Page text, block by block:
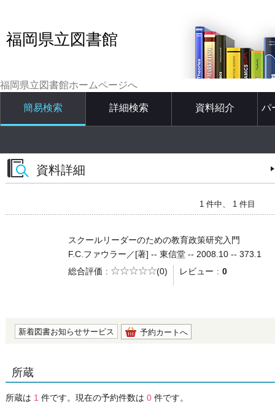
福岡県立図書館
福岡県立図書館ホームページへ
簡易検索 詳細検索 資料紹介 パ
資料詳細
1 件中、 1 件目
スクールリーダーのための教育政策研究入門
F.C.ファウラー／[著] -- 東信堂 -- 2008.10 -- 373.1
総合評価
5段階評価
(0) レビュー 0
新着図書お知らせサービス 予約カートへ
所蔵
所蔵は 1 件です。現在の予約件数は 0 件です。